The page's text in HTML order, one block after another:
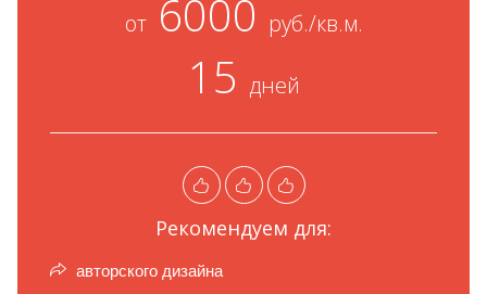
от6000 руб./кв.м.
15 дней
Рекомендуем для:
авторского дизайна